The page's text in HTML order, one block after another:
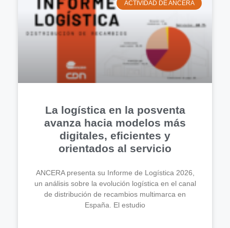
ACTIVIDAD DE ANCERA
La logística en la posventa
avanza hacia modelos más
digitales, eficientes y
orientados al servicio
ANCERA presenta su Informe de Logística 2026,
un análisis sobre la evolución logística en el canal
de distribución de recambios multimarca en
España. El estudio